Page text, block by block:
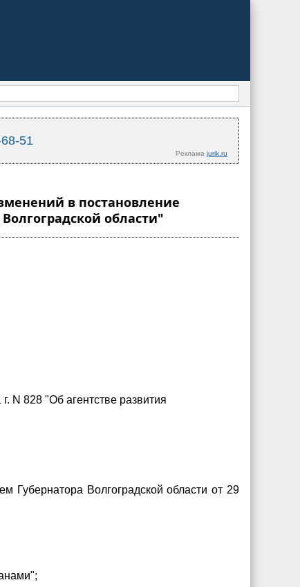
51
Реклама jurik.ru
в постановление
области"
N 828 "Об агентстве развития
Губернатора Волгоградской области от 29